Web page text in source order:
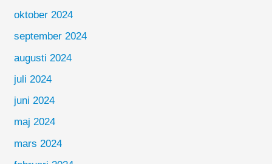
oktober 2024
september 2024
augusti 2024
juli 2024
juni 2024
maj 2024
mars 2024